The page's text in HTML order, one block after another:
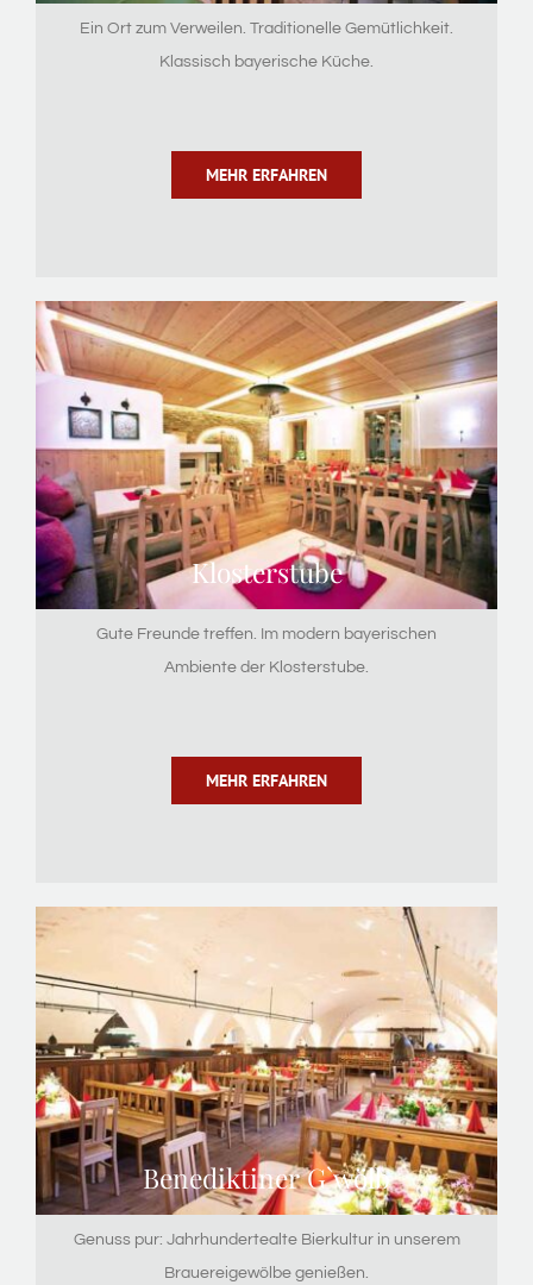
Ein Ort zum Verweilen. Traditionelle Gemütlichkeit.
Klassisch bayerische Küche.
MEHR ERFAHREN
Klosterstube
Gute Freunde treffen. Im modern bayerischen
Ambiente der Klosterstube.
MEHR ERFAHREN
Benediktiner G`wölb
Genuss pur: Jahrhundertealte Bierkultur in unserem
Brauereigewölbe genießen.